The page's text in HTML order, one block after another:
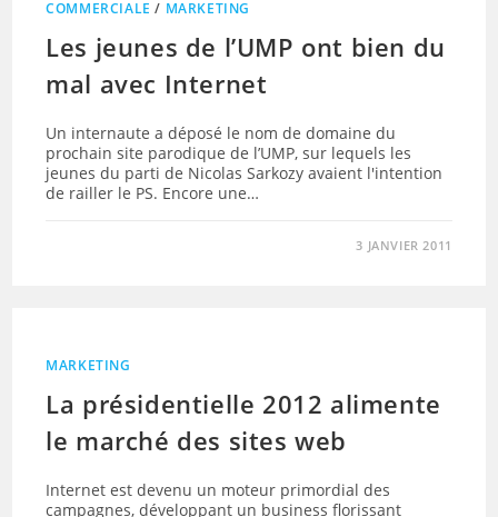
COMMERCIALE / MARKETING
Les jeunes de l’UMP ont bien du
mal avec Internet
Un internaute a déposé le nom de domaine du
prochain site parodique de l’UMP, sur lequels les
jeunes du parti de Nicolas Sarkozy avaient l'intention
de railler le PS. Encore une…
3 JANVIER 2011
MARKETING
La présidentielle 2012 alimente
le marché des sites web
Internet est devenu un moteur primordial des
campagnes, développant un business florissant